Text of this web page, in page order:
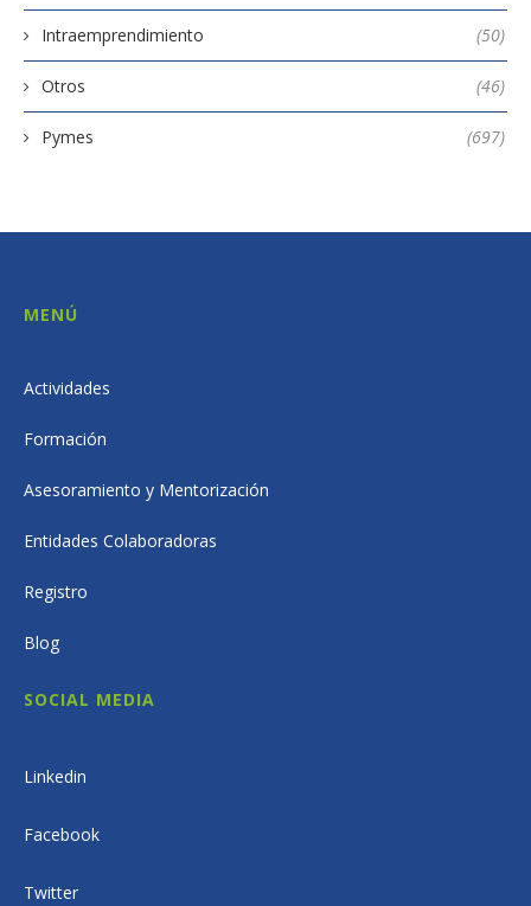
Intraemprendimiento (50)
Otros (46)
Pymes (697)
MENÚ
Actividades
Formación
Asesoramiento y Mentorización
Entidades Colaboradoras
Registro
Blog
SOCIAL MEDIA
Linkedin
Facebook
Twitter